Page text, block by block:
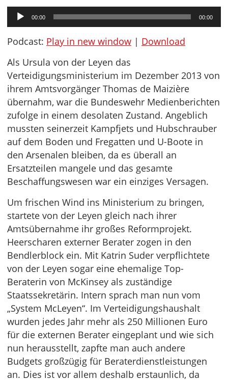
Audio-
Player
00:00 00:00
Podcast: Play in new window | Download
Als Ursula von der Leyen das
Verteidigungsministerium im Dezember 2013 von
ihrem Amtsvorgänger Thomas de Maizière
übernahm, war die Bundeswehr Medienberichten
zufolge in einem desolaten Zustand. Angeblich
mussten seinerzeit Kampfjets und Hubschrauber
auf dem Boden und Fregatten und U-Boote in
den Arsenalen bleiben, da es überall an
Ersatzteilen mangele und das gesamte
Beschaffungswesen war ein einziges Versagen.
Um frischen Wind ins Ministerium zu bringen,
startete von der Leyen gleich nach ihrer
Amtsübernahme ihr großes Reformprojekt.
Heerscharen externer Berater zogen in den
Bendlerblock ein. Mit Katrin Suder verpflichtete
von der Leyen sogar eine ehemalige Top-
Beraterin von McKinsey als zuständige
Staatssekretärin. Intern sprach man nun vom
„System McLeyen“. Im Verteidigungshaushalt
wurden jedes Jahr mehr als 250 Millionen Euro
für die externen Berater eingeplant und wie sich
nun herausstellt, zapfte man auch andere
Budgets großzügig für Beraterdienstleistungen
an. Dies ist vor allem deshalb erstaunlich, da